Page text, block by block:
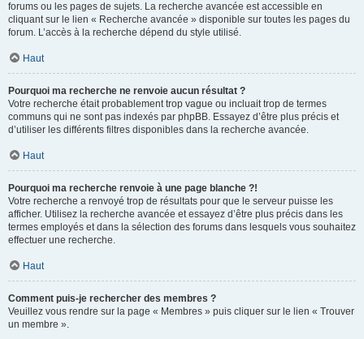
forums ou les pages de sujets. La recherche avancée est accessible en
cliquant sur le lien « Recherche avancée » disponible sur toutes les pages du
forum. L’accès à la recherche dépend du style utilisé.
Haut
Pourquoi ma recherche ne renvoie aucun résultat ?
Votre recherche était probablement trop vague ou incluait trop de termes
communs qui ne sont pas indexés par phpBB. Essayez d’être plus précis et
d’utiliser les différents filtres disponibles dans la recherche avancée.
Haut
Pourquoi ma recherche renvoie à une page blanche ?!
Votre recherche a renvoyé trop de résultats pour que le serveur puisse les
afficher. Utilisez la recherche avancée et essayez d’être plus précis dans les
termes employés et dans la sélection des forums dans lesquels vous souhaitez
effectuer une recherche.
Haut
Comment puis-je rechercher des membres ?
Veuillez vous rendre sur la page « Membres » puis cliquer sur le lien « Trouver
un membre ».